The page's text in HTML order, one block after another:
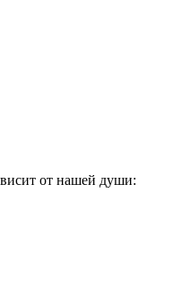
от нашей души: